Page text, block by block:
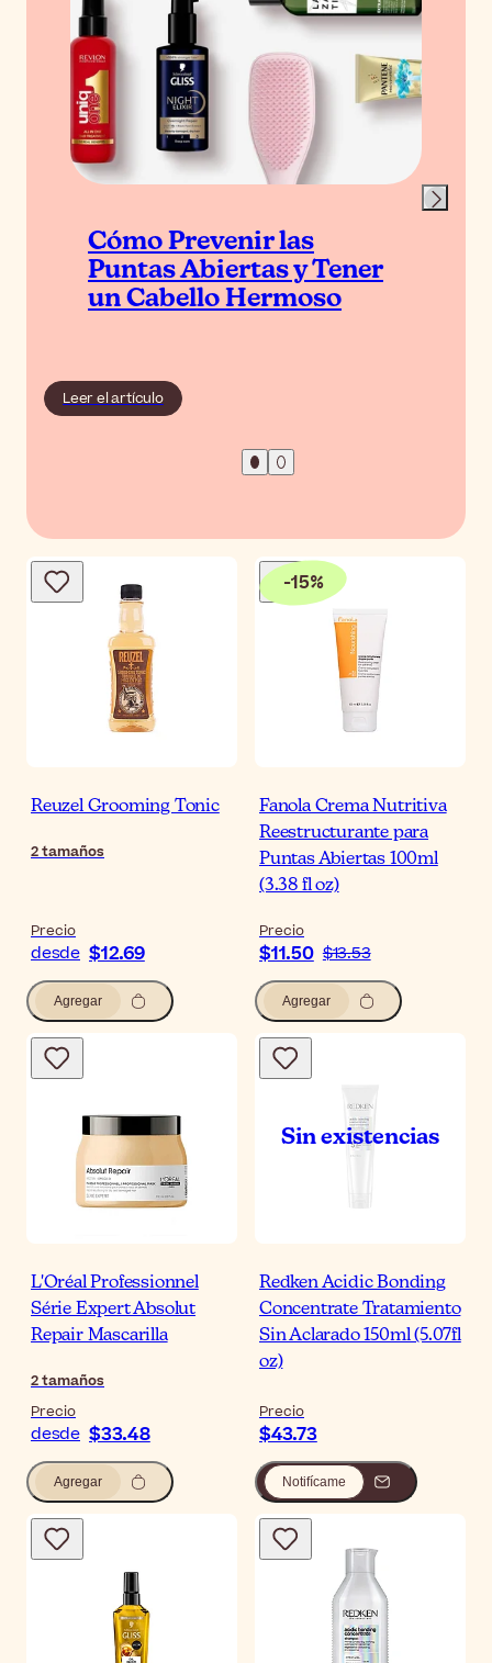
Cómo Prevenir las
Puntas Abiertas y Tener
un Cabello Hermoso
Leer el artículo
Reuzel Grooming Tonic
2tamaños
Precio
desde $12.69
Agregar
-15%
Fanola Crema Nutritiva
Reestructurante para
Puntas Abiertas 100ml
(3.38 fl oz)
Precio
$11.50 $13.53
Agregar
L'Oréal Professionnel
Série Expert Absolut
Repair Mascarilla
2tamaños
Precio
desde $33.48
Agregar
Redken Acidic Bonding
Concentrate Tratamiento
Sin Aclarado 150ml (5.07fl
oz)
Precio
$43.73
Notifícame